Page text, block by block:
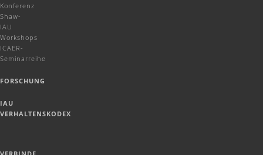
Konferenz
Shaw-
IAU
Workshops
ICAER-
Seminarreihe
FORSCHUNG
IAU
VERHALTENSKODEX